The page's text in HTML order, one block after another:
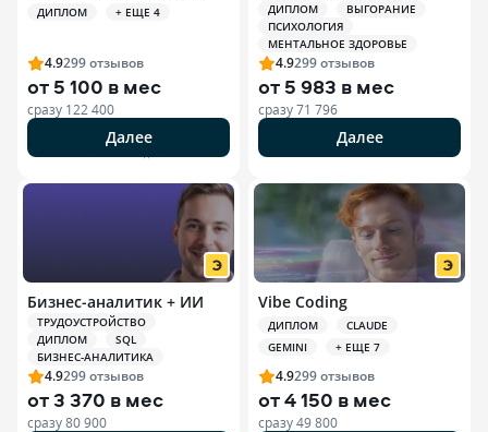
ДИПЛОМ + ЕЩЕ 4
4.9299отзывов
от 5 100 в мес
сразу 122 400
Далее
ДИПЛОМ
ВЫГОРАНИЕ
ПСИХОЛОГИЯ
МЕНТАЛЬНОЕ ЗДОРОВЬЕ
4.9299отзывов
от 5 983 в мес
сразу71 796
Далее
Бизнес-аналитик + ИИ
ТРУДОУСТРОЙСТВО
ДИПЛОМ
SQL
БИЗНЕС-АНАЛИТИКА
4.9299отзывов
от3 370 в мес
сразу80 900
Vibe Coding
ДИПЛОМ
CLAUDE
GEMINI
+ ЕЩЕ 7
4.9299отзывов
от4 150 в мес
сразу49 800